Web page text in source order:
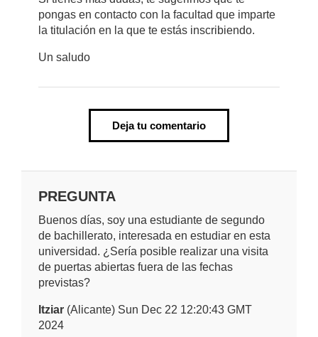
pongas en contacto con la facultad que imparte
la titulación en la que te estás inscribiendo.
Un saludo
Deja tu comentario
PREGUNTA
Buenos días, soy una estudiante de segundo
de bachillerato, interesada en estudiar en esta
universidad. ¿Sería posible realizar una visita
de puertas abiertas fuera de las fechas
previstas?
Itziar (Alicante) Sun Dec 22 12:20:43 GMT
2024